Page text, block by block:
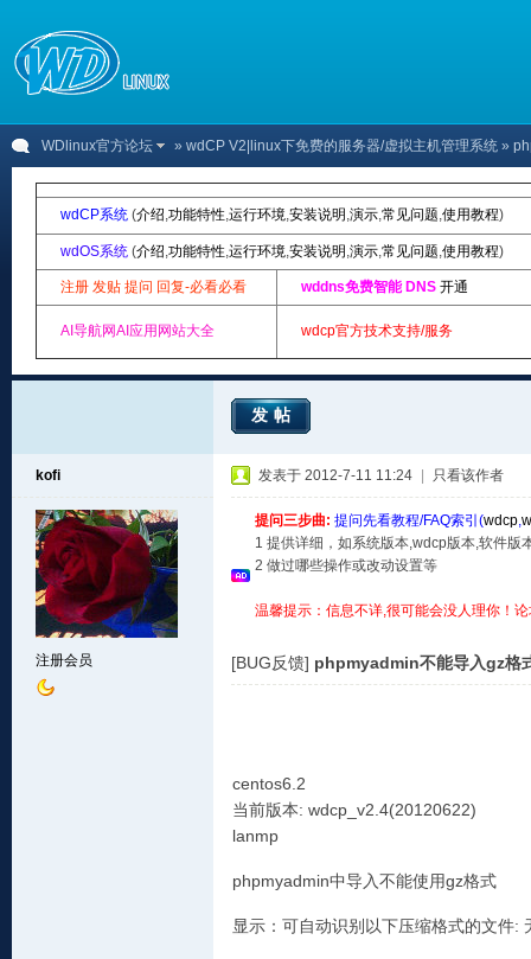
WDlinux官方论坛 » wdCP V2|linux下免费的服务器/虚拟主机管理系统 »
wdCP系统 (介绍,功能特性,运行环境,安装说明 ,演示,常见问题,使用教程)
wdOS系统 (介绍,功能特性,运行环境,安装说明 ,演示,常见问题,使用教程)
注册 发贴 提问 回复-必看必看 wddns免费智能 DNS 开通
AI导航网AI应用网站大全 wdcp官方技术支持/服务
发帖
kofi
注册会员
发表于 2012-7-11 11:24 只看该作者
提问三步曲: 提问先看教程/FAQ索引(wdcp,
1 提供详细，如系统版本,wdcp版本,软件版
2 做过哪些操作或改动设置等
温馨提示：信息不详,很可能会没人理你！
[BUG反馈] phpmyadmin不能导入gz格
centos6.2
当前版本: wdcp_v2.4(20120622)
lanmp
phpmyadmin中导入不能使用gz格式
显示：可自动识别以下压缩格式的文件: